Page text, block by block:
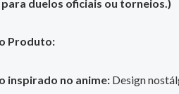
duelos oficiais ou torneios.)
Produto:
inspirado no anime: Design